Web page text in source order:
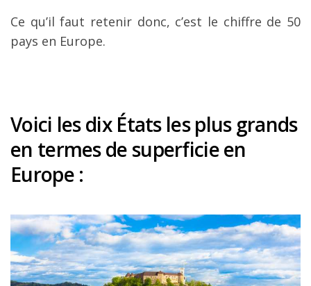
Ce qu’il faut retenir donc, c’est le chiffre de 50
pays en Europe.
Voici les dix États les plus grands
en termes de superficie en
Europe :